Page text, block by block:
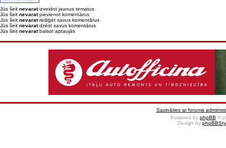
Jūs šeit nevaratizveidot jaunus tematus
Jūs šeit nevaratpievienot komentārus
Jūs šeit nevaratrediģēt savus komentārus
Jūs šeit nevaratdzēst savus komentārus
Jūs šeit nevaratbalsot aptaujās
Sazināties ar foruma
Powered by phpBB ©
Design by